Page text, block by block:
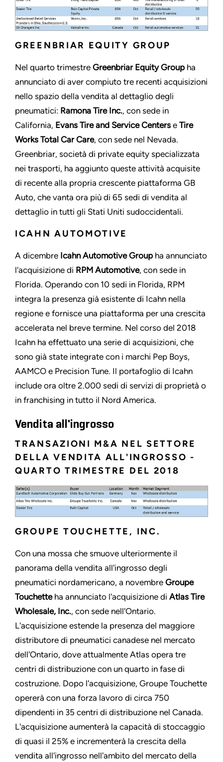
GREENBRIAR EQUITY GROUP
Nel quarto trimestre Greenbriar Equity Group ha
annunciato di aver compiuto tre recenti acquisizioni
nello spazio della vendita al dettaglio degli
pneumatici: Ramona Tire Inc., con sede in
California, Evans Tire and Service Centers e Tire
Works Total Car Care, con sede nel Nevada.
Greenbriar, società di private equity specializzata
nei trasporti, ha aggiunto queste attività acquisite
di recente alla propria crescente piattaforma GB
Auto, che vanta ora più di 65 sedi di vendita al
dettaglio in tutti gli Stati Uniti sudoccidentali.
ICAHN AUTOMOTIVE
A dicembre Icahn Automotive Group ha annunciato
l'acquisizione di RPM Automotive, con sede in
Florida. Operando con 10 sedi in Florida, RPM
integra la presenza già esistente di Icahn nella
regione e fornisce una piattaforma per una crescita
accelerata nel breve termine. Nel corso del 2018
Icahn ha effettuato una serie di acquisizioni, che
sono già state integrate con i marchi Pep Boys,
AAMCO e Precision Tune. Il portafoglio di Icahn
include ora oltre 2.000 sedi di servizi di proprietà o
in franchising in tutto il Nord America.
Vendita all'ingrosso
TRANSAZIONI M&A NEL SETTORE
DELLA VENDITA ALL'INGROSSO -
QUARTO TRIMESTRE DEL 2018
GROUPE TOUCHETTE, INC.
Con una mossa che smuove ulteriormente il
panorama della vendita all'ingrosso degli
pneumatici nordamericano, a novembre Groupe
Touchetteha annunciato l'acquisizione di Atlas Tire
Wholesale, Inc., con sede nell'Ontario.
L'acquisizione estende la presenza del maggiore
distributore di pneumatici canadese nel mercato
dell'Ontario, dove attualmente Atlas opera tre
centri di distribuzione con un quarto in fase di
costruzione. Dopo l'acquisizione, Groupe Touchette
opererà con una forza lavoro di circa 750
dipendenti in 35 centri di distribuzione nel Canada.
L'acquisizione aumenterà la capacità di stoccaggio
di quasi il 25% e incrementerà la crescita della
vendita all'ingrosso nell'ambito del mercato della